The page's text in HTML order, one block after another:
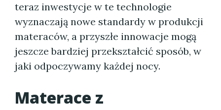
teraz inwestycje w te technologie
wyznaczają nowe standardy w produkcji
materaców, a przyszłe innowacje mogą
jeszcze bardziej przekształcić sposób, w
jaki odpoczywamy każdej nocy.
Materace z